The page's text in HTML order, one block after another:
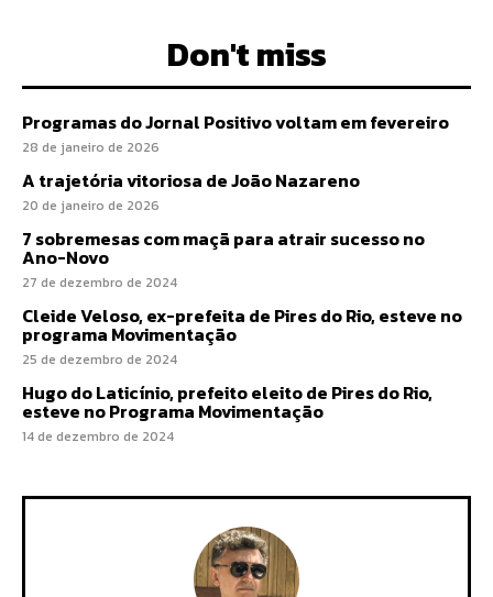
Don't miss
Programas do Jornal Positivo voltam em fevereiro
28 de janeiro de 2026
A trajetória vitoriosa de João Nazareno
20 de janeiro de 2026
7 sobremesas com maçã para atrair sucesso no
Ano-Novo
27 de dezembro de 2024
Cleide Veloso, ex-prefeita de Pires do Rio, esteve no
programa Movimentação
25 de dezembro de 2024
Hugo do Laticínio, prefeito eleito de Pires do Rio,
esteve no Programa Movimentação
14 de dezembro de 2024